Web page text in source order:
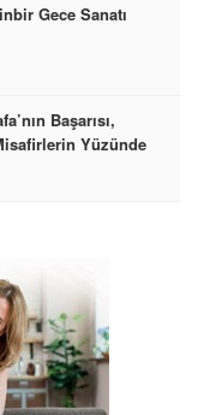
Gece Sanatı
Başarısı,
Yüzünde